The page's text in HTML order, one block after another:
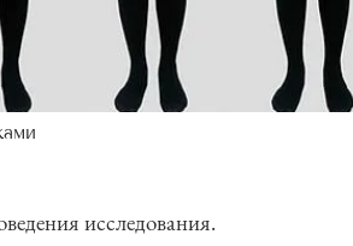
исследования.